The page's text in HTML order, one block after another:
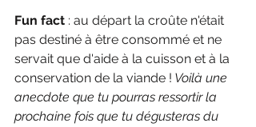
Fun fact : au départ la croûte n'était
pas destiné à être consommé et ne
servait que d'aide à la cuisson et à la
conservation de la viande ! Voilà une
anecdote que tu pourras ressortir la
prochaine fois que tu dégusteras du